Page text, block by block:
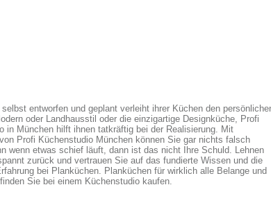
entworfen und geplant verleiht ihrer Küchen den
oder Landhausstil oder die einzigartige Designküche, Profi
in München hilft ihnen tatkräftig bei der Realisierung. Mit
Profi Küchenstudio München können Sie gar nichts falsch
wenn etwas schief läuft, dann ist das nicht Ihre Schuld. Lehnen
zurück und vertrauen Sie auf das fundierte Wissen und die
bei Planküchen. Planküchen für wirklich alle Belange und
Sie bei einem Küchenstudio kaufen.